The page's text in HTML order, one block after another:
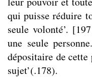
qui puisse réduire
seule volonté’.
une seule
dépositaire de cette
sujet’(.178).